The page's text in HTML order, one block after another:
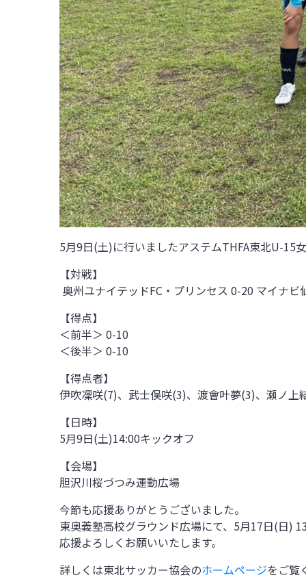
5月9日(土)に行いましたアステムTHFA東北U-15
【対戦】
奥州ユナイテッドFC・プリンセス 0-20 マイナビ
【得点】
＜前半＞ 0-10
＜後半＞ 0-10
【得点者】
伊吹凜咲(7)、武士俣咲(3)、渡會叶夢(3)、瀬ノ
【日時】
5月9日(土)14:00キックオフ
【会場】
胆沢川桜づつみ運動広場
今節も応援ありがとうございました。
東奥義塾高校グラウンド広場にて、5月17日(日)
応援よろしくお願いいたします。
詳しくは東北サッカー協会のホームページをご覧